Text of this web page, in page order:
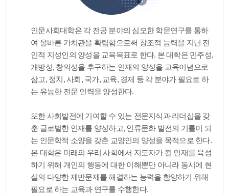
인문사회대학은 각 전공 분야의 심오한 학문연구를 통하
여 올바른 가치관을 확립함으로써 창조적 능력을 지닌 전
인적 지성인의 양성을 교육목표로 한다. 본 대학은 민주성,
개방성, 창의성을 추구하는 인재의 양성을 교육이념으로
삼고, 정치, 사회, 국가, 교육, 경제 등 각 분야가 필요로 하
는 유능한 전문 인력을 양성한다.
또한 사회발전에 기여할 수 있는 전문지식과 리더십을 갖
춘 글로벌한 인재를 양성하고, 인류문화 발전의 기틀이 되
는 인문학적 소양을 갖춘 교양인의 양성을 목적으로 한다.
본 대학은 미래의 우리 사회에서 지도자가 될 인재를 육성
하기 위해 개인의 행동에 대한 이해뿐만 아니라 동시에 현
실의 다양한 제반문제를 해결하는 능력을 함양하기 위해
필요로 하는 교육과 연구를 수행한다.